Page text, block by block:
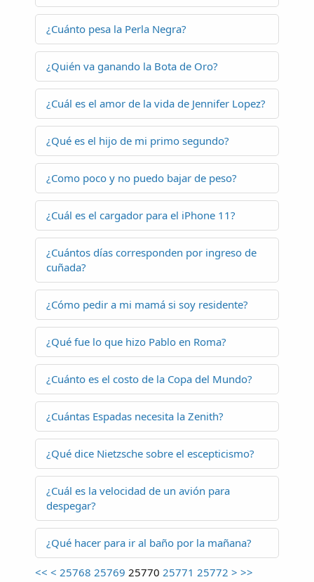
¿Cuánto pesa la Perla Negra?
¿Quién va ganando la Bota de Oro?
¿Cuál es el amor de la vida de Jennifer Lopez?
¿Qué es el hijo de mi primo segundo?
¿Como poco y no puedo bajar de peso?
¿Cuál es el cargador para el iPhone 11?
¿Cuántos días corresponden por ingreso de
cuñada?
¿Cómo pedir a mi mamá si soy residente?
¿Qué fue lo que hizo Pablo en Roma?
¿Cuánto es el costo de la Copa del Mundo?
¿Cuántas Espadas necesita la Zenith?
¿Qué dice Nietzsche sobre el escepticismo?
¿Cuál es la velocidad de un avión para
despegar?
¿Qué hacer para ir al baño por la mañana?
<< < 25768 25769 25770 25771 25772 > >>